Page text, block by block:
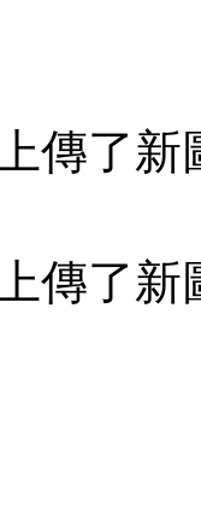
上傳了
上傳了